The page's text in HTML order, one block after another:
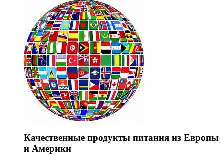
Качественные продукты питания из Европы
и Америки